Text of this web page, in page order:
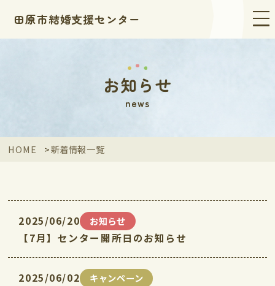
田原市結婚支援センター
お知らせ
news
HOME 新着情報一覧
2025/06/20 お知らせ
【7月】センター開所日のお知らせ
2025/06/02 キャンペーン